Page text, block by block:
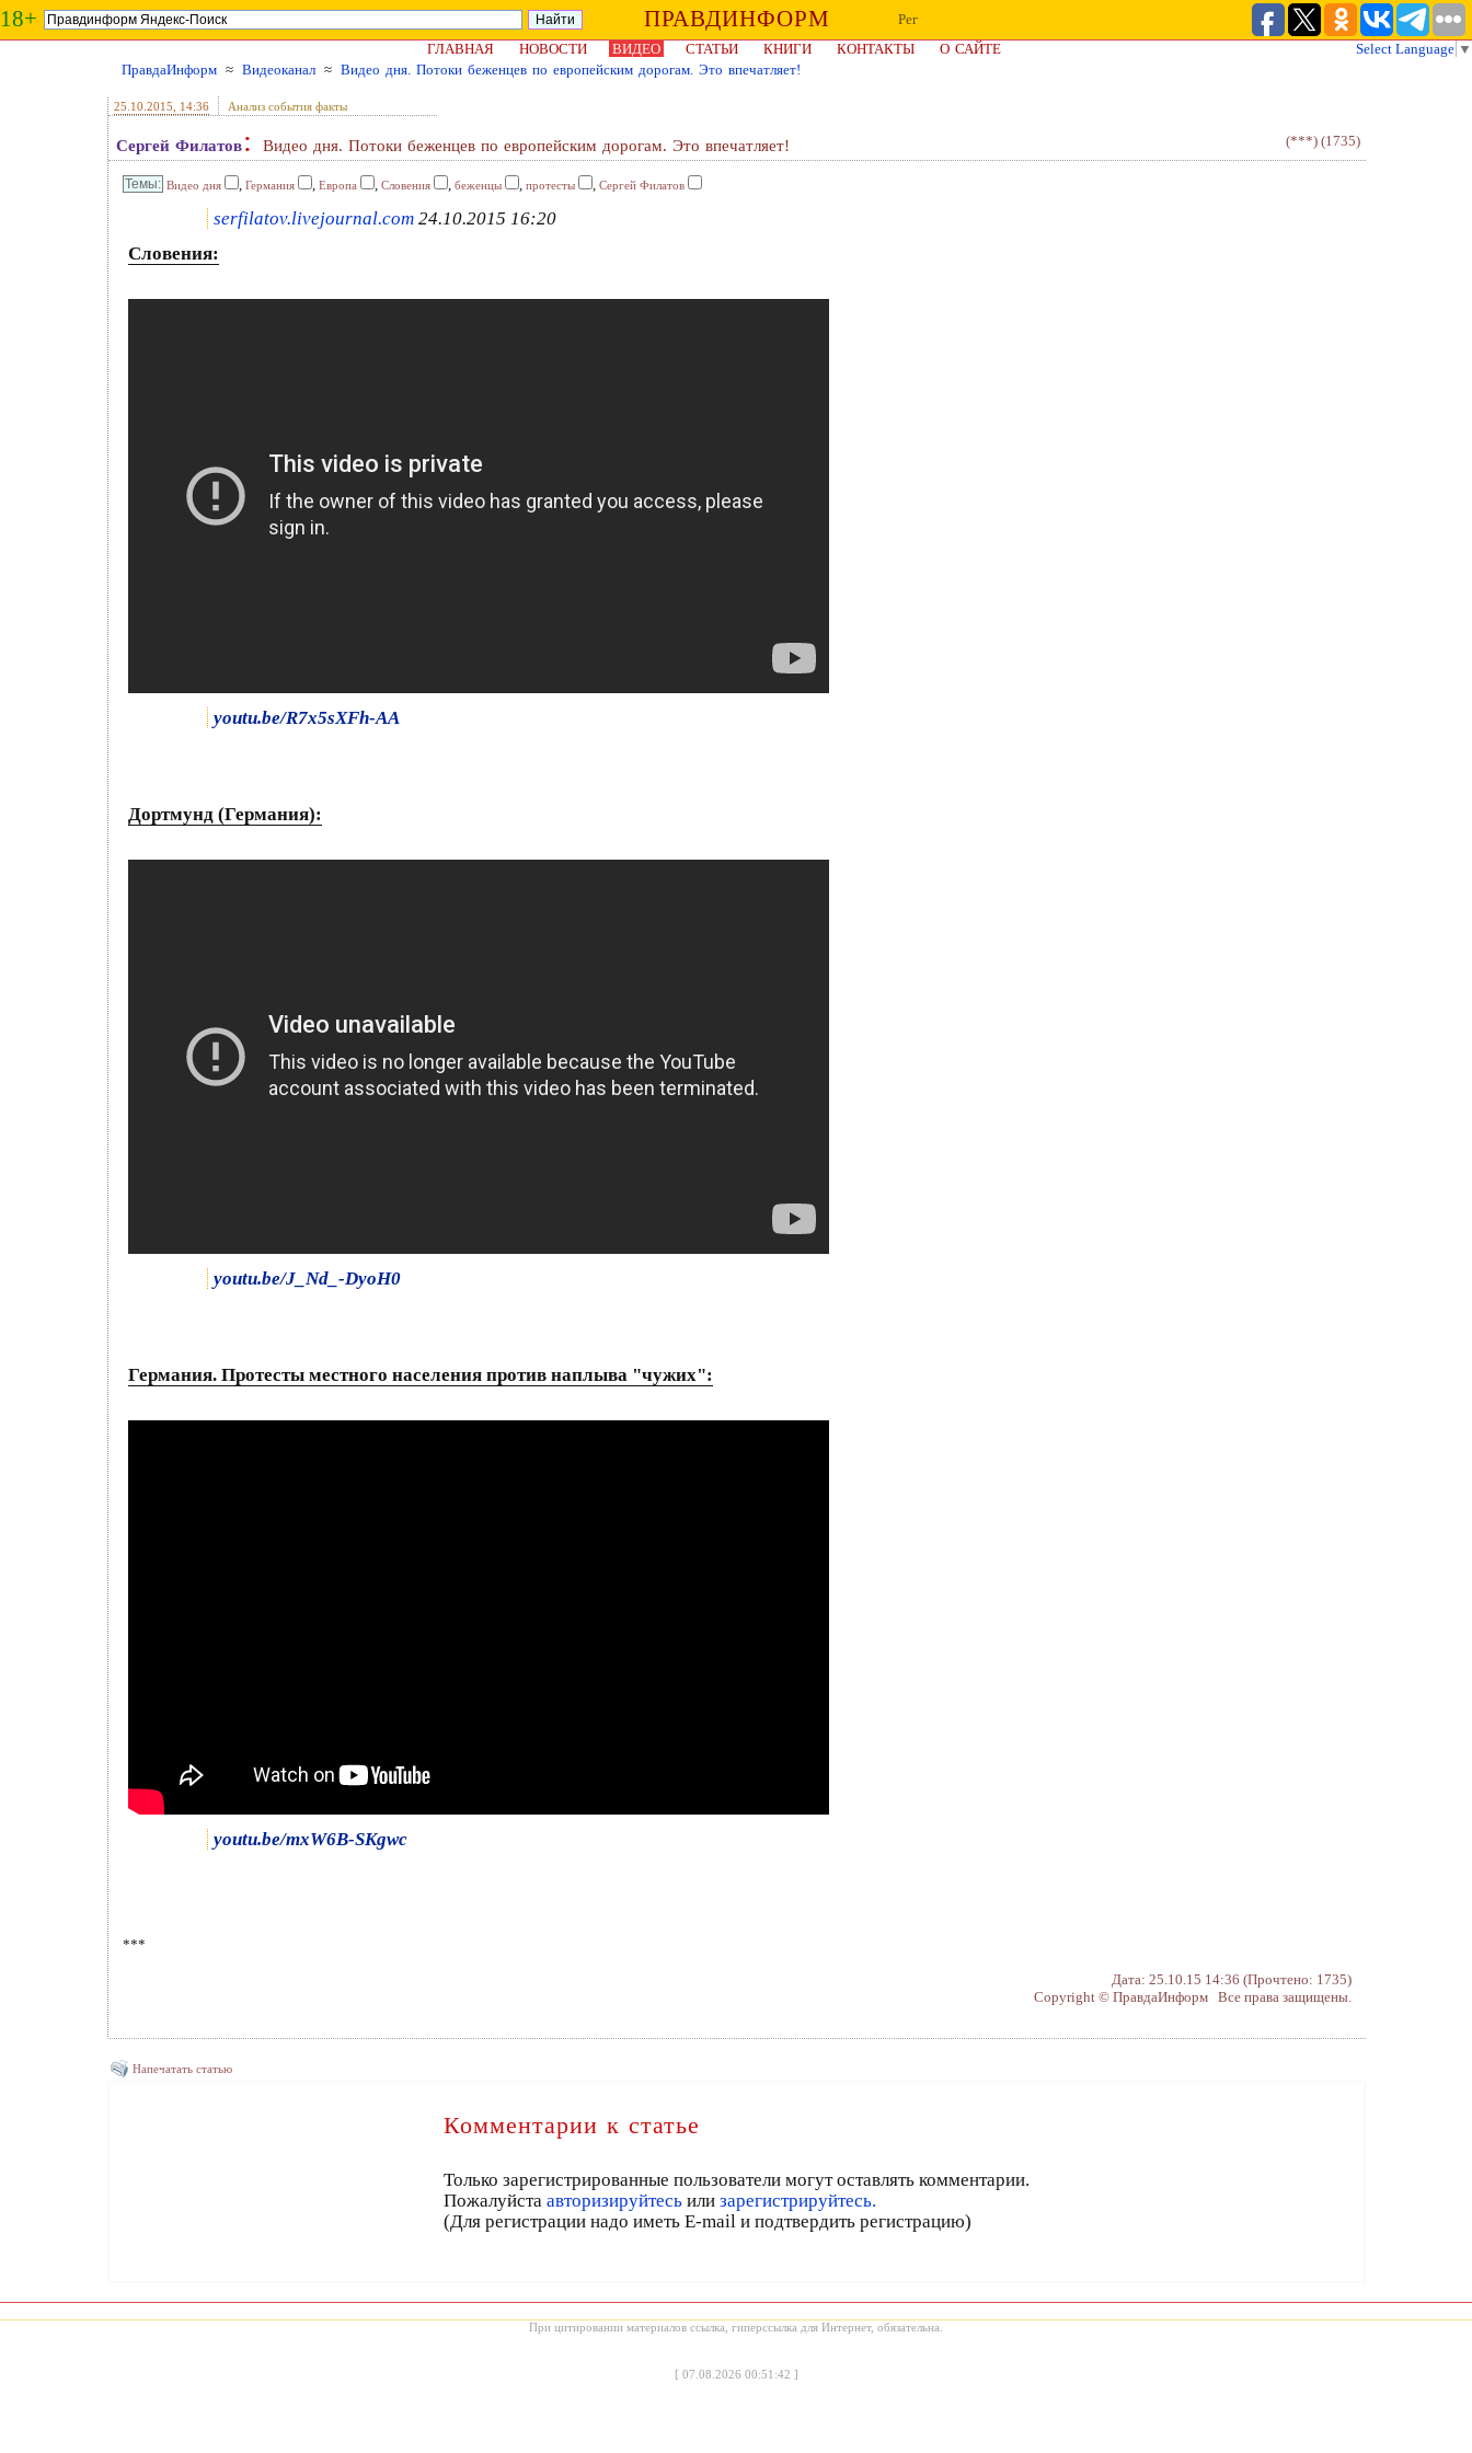
18+ ПРАВДИНФОРМ
Рег
ГЛАВНАЯ
НОВОСТИ ВИДЕО СТАТЬИ КНИГИ КОНТАКТЫ О САЙТЕ Select Language ▼
ПравдаИнформ ≈ Видеоканал ≈ Видео дня. Потоки беженцев по европейским дорогам. Это впечатляет!
25.10.2015 , 14:36 Анализ события факты
Сергей Филатов: Видео дня. Потоки беженцев по европейским дорогам. Это впечатляет! (***) (1735)
Видео дня , Германия , Европа , Словения , беженцы , протесты , Сергей Филатов
serfilatov.livejournal.com 24.10.2015 16:20
Словения:
youtu.be/R7x5sXFh-AA
Дортмунд (Германия):
youtu.be/J_Nd_-DyoH0
Германия. Протесты местного населения против наплыва "чужих":
youtu.be/mxW6B-SKgwc
***
Дата: 25.10.15 14:36 (Прочтено: 1735)
Copyright © ПравдаИнформ Все права защищены.
Напечатать статью
Комментарии к статье
Только зарегистрированные пользователи могут оставлять комментарии.
Пожалуйста авторизируйтесь или зарегистрируйтесь.
(Для регистрации надо иметь E-mail и подтвердить регистрацию)
При цитировании материалов ссылка, гиперссылка для Интернет, обязательна.
[ 07.08.2026 00:51:42 ]